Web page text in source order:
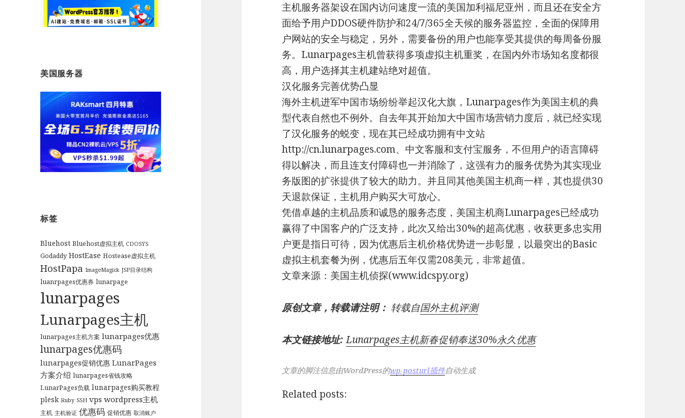
美国服务器
标签
Bluehost Bluehost虚拟主机 CDOSYS
Godaddy HostEase Hostease虚拟主机
HostPapa ImageMagick JSP目录结构
luanrpages优惠券 lunarpage
lunarpages
Lunarpages主机
lunarpages主机方案 lunarpages优惠
lunarpages优惠码
lunarpages促销优惠 LunarPages
方案介绍 lunarpages省钱攻略
LunarPages负载 lunarpages购买教程
plesk Ruby SSH vps wordpress主机
主机 主机验证 优惠码 促销优惠 取消账户
主机服务器架设在国内访问速度一流的美国加利福尼亚州，而且还在安全方
面给予用户DDOS硬件防护和24/7/365全天候的服务器监控，全面的保障用
户网站的安全与稳定，另外，需要备份的用户也能享受其提供的每周备份服
务。Lunarpages主机曾获得多项虚拟主机重奖，在国内外市场知名度都很
高，用户选择其主机建站绝对超值。
汉化服务完善优势凸显
海外主机进军中国市场纷纷举起汉化大旗，Lunarpages作为美国主机的典
型代表自然也不例外。自去年其开始加大中国市场营销力度后，就已经实现
了汉化服务的蜕变，现在其已经成功拥有中文站
http://cn.lunarpages.com、中文客服和支付宝服务，不但用户的语言障碍
得以解决，而且连支付障碍也一并消除了，这强有力的服务优势为其实现业
务版图的扩张提供了较大的助力。并且同其他美国主机商一样，其也提供30
天退款保证，主机用户购买大可放心。
凭借卓越的主机品质和诚恳的服务态度，美国主机商Lunarpages已经成功
赢得了中国客户的广泛支持，此次又给出30%的超高优惠，收获更多忠实用
户更是指日可待，因为优惠后主机价格优势进一步彰显，以最突出的Basic
虚拟主机套餐为例，优惠后五年仅需208美元，非常超值。
文章来源：美国主机侦探(www.idcspy.org)
原创文章，转载请注明： 转载自国外主机评测
本文链接地址: Lunarpages主机新春促销奉送30%永久优惠
文章的脚注信息由WordPress的wp-posturl插件自动生成
Related posts: